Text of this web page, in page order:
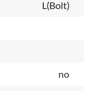
L(Bolt)
no